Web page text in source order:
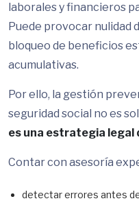
laborales y financieros
Puede provocar nulidad
bloqueo de beneficios
acumulativas.
Por ello, la gestión
seguridad social no es
es una estrategia legal
Contar con asesoría
detectar errores antes